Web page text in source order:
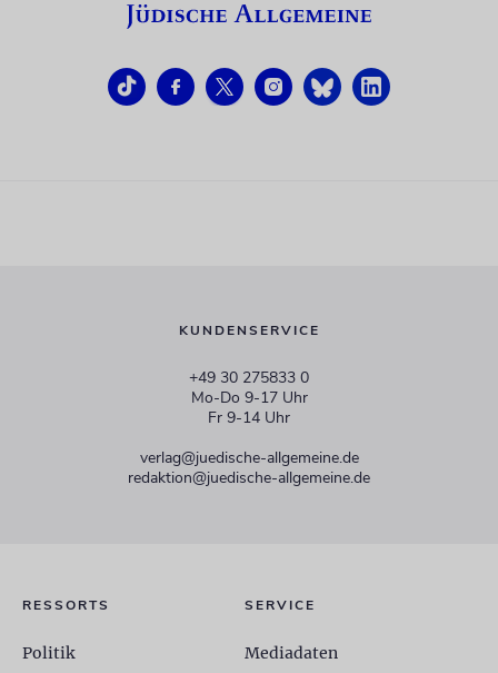
KUNDENSERVICE
+49 30 275833 0
Mo-Do 9-17 Uhr
Fr 9-14 Uhr
verlag@juedische-allgemeine.de
redaktion@juedische-allgemeine.de
RESSORTS
Politik
SERVICE
Mediadaten